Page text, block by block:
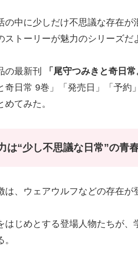
の中に少しだけ不思議な存在が
ストーリーが魅力のシリーズだ
の最新刊 「尾守つみきと奇日常
奇日常 9巻」「発売日」「予
めてみた。
は“少し不思議な日常”の青
は、ウェアウルフなどの存在
はじめとする登場人物たちが